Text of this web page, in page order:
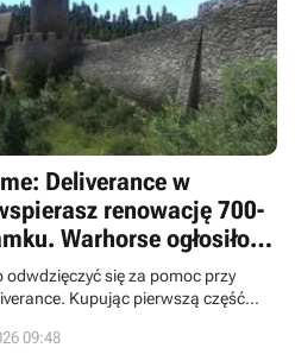
Deliverance w
renowację 700-
Warhorse ogłosiło
odwdzięczyć się za pomoc przy
Kupując pierwszą część
mogliście wesprzeć
09:48